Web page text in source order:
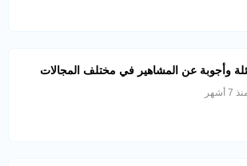
وأجوبة عن المشاهير في مختلف المجالات
7 أشهر